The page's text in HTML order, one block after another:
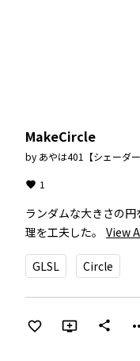
MakeCircle
by あやは401【シェーダー
1
ランダムな大きさの
理を工夫した。
View
GLSL Circle
share